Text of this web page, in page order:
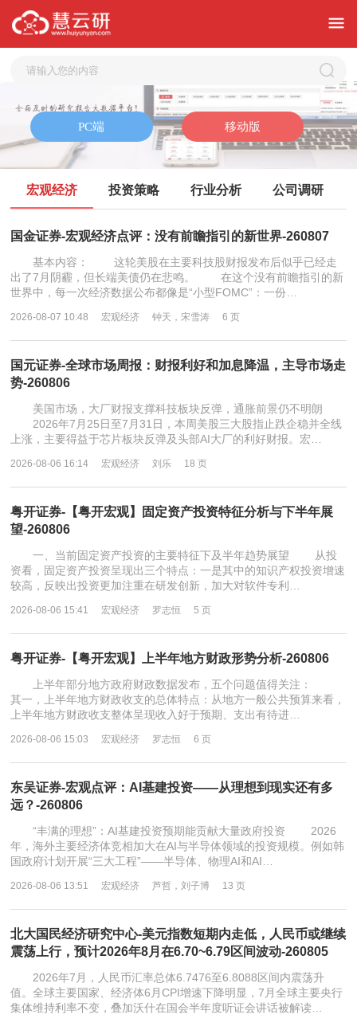
宏观经济 投资策略 行业分析 公司调研
国金证券-宏观经济点评：没有前瞻指引的新世界-260807
基本内容： 这轮美股在主要科技股财报发布后似乎已经走
出了7月阴霾，但长端美债仍在悲鸣。 在这个没有前瞻指引的新
世界中，每一次经济数据公布都像是“小型FOMC”：一份…
2026-08-07 10:48 宏观经济 钟天，宋雪涛 6 页
国元证券-全球市场周报：财报利好和加息降温，主导市场走
势-260806
美国市场，大厂财报支撑科技板块反弹，通胀前景仍不明朗
2026年7月25日至7月31日，本周美股三大股指止跌企稳并全线
上涨，主要得益于芯片板块反弹及头部AI大厂的利好财报。宏…
2026-08-06 16:14 宏观经济 刘乐 18 页
粤开证券-【粤开宏观】固定资产投资特征分析与下半年展
望-260806
一、当前固定资产投资的主要特征下及半年趋势展望 从投
资看，固定资产投资呈现出三个特点：一是其中的知识产权投资增速
较高，反映出投资更加注重在研发创新，加大对软件专利…
2026-08-06 15:41 宏观经济 罗志恒 5 页
粤开证券-【粤开宏观】上半年地方财政形势分析-260806
上半年部分地方政府财政数据发布，五个问题值得关注：
其一，上半年地方财政收支的总体特点：从地方一般公共预算来看，
上半年地方财政收支整体呈现收入好于预期、支出有待进…
2026-08-06 15:03 宏观经济 罗志恒 6 页
东吴证券-宏观点评：AI基建投资——从理想到现实还有多
远？-260806
“丰满的理想”：AI基建投资预期能贡献大量政府投资 2026
年，海外主要经济体竞相加大在AI与半导体领域的投资规模。例如韩
国政府计划开展“三大工程”——半导体、物理AI和AI…
2026-08-06 13:51 宏观经济 芦哲，刘子博 13 页
北大国民经济研究中心-美元指数短期内走低，人民币或继续
震荡上行，预计2026年8月在6.70~6.79区间波动-260805
2026年7月，人民币汇率总体6.7476至6.8088区间内震荡升
值。全球主要国家、经济体6月CPI增速下降明显，7月全球主要央行
集体维持利率不变，叠加沃什在国会半年度听证会讲话被解读…